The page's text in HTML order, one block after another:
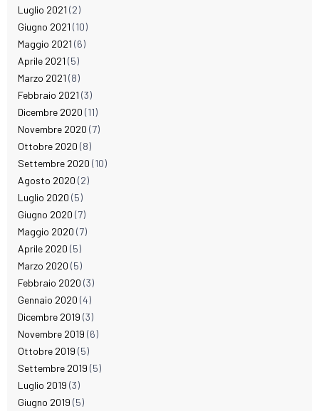
Luglio 2021 (2)
Giugno 2021 (10)
Maggio 2021 (6)
Aprile 2021 (5)
Marzo 2021 (8)
Febbraio 2021 (3)
Dicembre 2020 (11)
Novembre 2020 (7)
Ottobre 2020 (8)
Settembre 2020 (10)
Agosto 2020 (2)
Luglio 2020 (5)
Giugno 2020 (7)
Maggio 2020 (7)
Aprile 2020 (5)
Marzo 2020 (5)
Febbraio 2020 (3)
Gennaio 2020 (4)
Dicembre 2019 (3)
Novembre 2019 (6)
Ottobre 2019 (5)
Settembre 2019 (5)
Luglio 2019 (3)
Giugno 2019 (5)